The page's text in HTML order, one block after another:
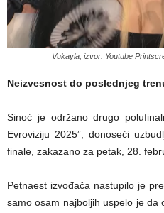
Vukayla, izvor: Youtube
Neizvesnost do poslednjeg
Sinoć je održano drugo
Evroviziju 2025”, donoseći
finale, zakazano za petak, 28.
Petnaest izvođača nastupilo je
samo osam najboljih uspelo je da